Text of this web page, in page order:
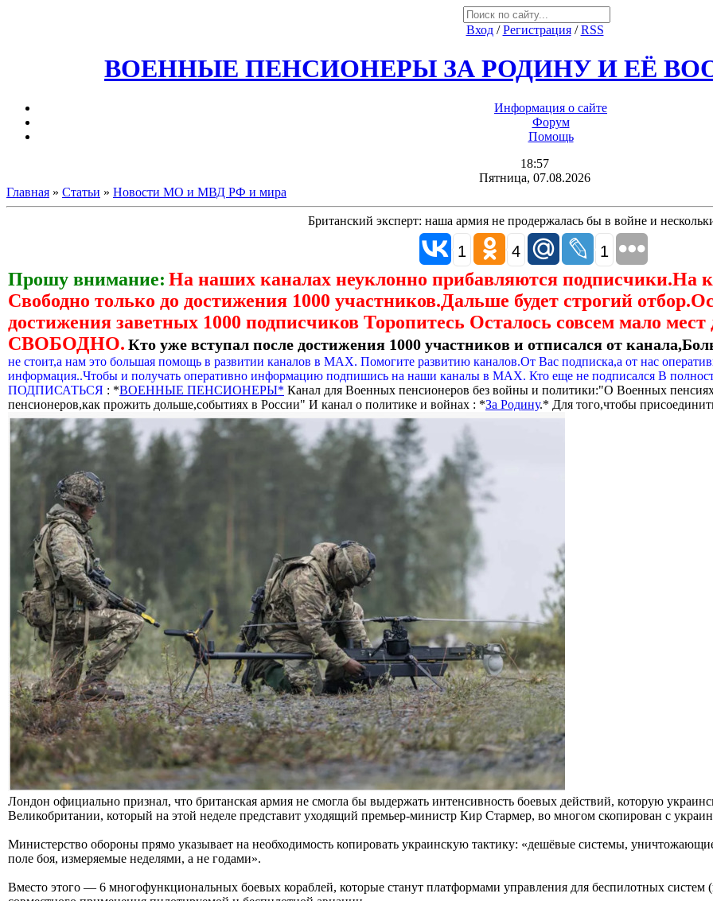
Вход/Регистрация/RSS
ВОЕННЫЕ ПЕНСИОНЕРЫ ЗА РОДИНУ И ЕЁ
Информация о сайте
Форум
Помощь
18:57
Пятница, 07.08.2026
Главная » Статьи » Новости МО и МВД РФ и мира
Британский эксперт: наша армия не продержалась бы в войне и
1 4 1
Прошу внимание: На наших каналах неуклонно прибавляются
Свободно только до достижения 1000 участников.Дальше будет строгий
достижения заветных 1000 подписчиков Торопитесь Осталось совсем мало
СВОБОДНО. Кто уже вступал после достижения 1000 участников и отписался от
не стоит,а нам это большая помощь в развитии каналов в МАХ. Помогите развитию каналов.От Вас подписка,а от нас
информация..Чтобы и получать оперативно информацию подпишись на наши каналы в МАХ. Кто еще не подписался В
ПОДПИСАТЬСЯ : *ВОЕННЫЕ ПЕНСИОНЕРЫ* Канал для Военных пенсионеров без войны и политики:"О Военных
пенсионеров,как прожить дольше,событиях в России" И канал о политике и войнах : *За Родину.* Для того,чтобы
Лондон официально признал, что британская армия не смогла бы выдержать интенсивность боевых действий, которую
Великобритании, который на этой неделе представит уходящий премьер-министр Кир Стармер, во многом скопирован с
Министерство обороны прямо указывает на необходимость копировать украинскую тактику: «дешёвые системы,
поле боя, измеряемые неделями, а не годами».
Вместо этого — 6 многофункциональных боевых кораблей, которые станут платформами управления для беспилотных